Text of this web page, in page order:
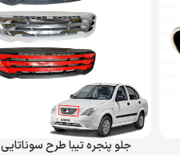
جلو پنجره تیبا طرح سوناتایی